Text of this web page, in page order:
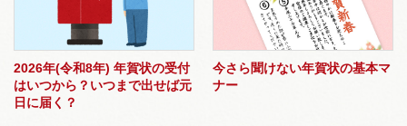
2026年(令和8年) 年賀状の受付
はいつから？いつまで出せば元
日に届く？
今さら聞けない年賀状の基本マ
ナー